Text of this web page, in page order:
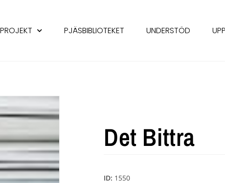
PROJEKT PJÄSBIBLIOTEKET UNDERSTÖD
Det Bittra
ID: 1550